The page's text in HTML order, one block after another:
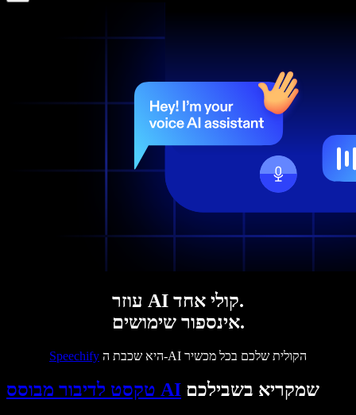
עוזר AI קולי אחד.
אינספור שימושים.
Speechify היא שכבת ה-AI הקולית שלכם בכל מכשיר
טקסט לדיבור מבוסס AI שמקריא בשבילכם